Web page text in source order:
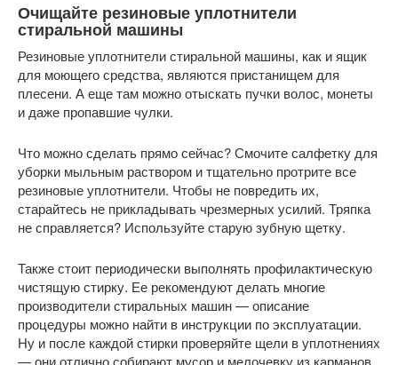
Очищайте резиновые уплотнители
стиральной машины
Резиновые уплотнители стиральной машины, как и ящик
для моющего средства, являются пристанищем для
плесени. А еще там можно отыскать пучки волос, монеты
и даже пропавшие чулки.
Что можно сделать прямо сейчас? Смочите салфетку для
уборки мыльным раствором и тщательно протрите все
резиновые уплотнители. Чтобы не повредить их,
старайтесь не прикладывать чрезмерных усилий. Тряпка
не справляется? Используйте старую зубную щетку.
Также стоит периодически выполнять профилактическую
чистящую стирку. Ее рекомендуют делать многие
производители стиральных машин — описание
процедуры можно найти в инструкции по эксплуатации.
Ну и после каждой стирки проверяйте щели в уплотнениях
— они отлично собирают мусор и мелочевку из карманов.